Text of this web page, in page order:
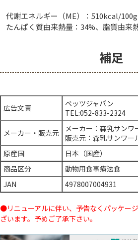
代謝エネルギー（ME）：510kcal/100g
たんぱく質由来熱量：34%、脂質由来
補足
広告文責
ベッツジャパン
TEL:052-833-2324
メーカー・販売元
メーカー：森乳サンワ
販売元：森乳サンワー
原産国
日本（国産）
商品区分
動物用食事療法食
JAN
4978007004931
●リニューアルに伴い、予告なくパッケー
ざいます。予めご了承下さい。